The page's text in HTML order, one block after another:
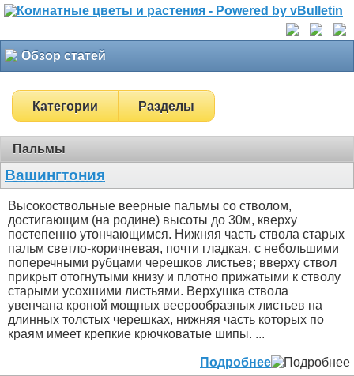
Обзор статей
Категории Разделы
Пальмы
Вашингтония
Высокоствольные веерные пальмы со стволом,
достигающим (на родине) высоты до 30м, кверху
постепенно утончающимся. Нижняя часть ствола старых
пальм светло-коричневая, почти гладкая, с небольшими
поперечными рубцами черешков листьев; вверху ствол
прикрыт отогнутыми книзу и плотно прижатыми к стволу
старыми усохшими листьями. Верхушка ствола
увенчана кроной мощных веерообразных листьев на
длинных толстых черешках, нижняя часть которых по
краям имеет крепкие крючковатые шипы. ...
Подробнее